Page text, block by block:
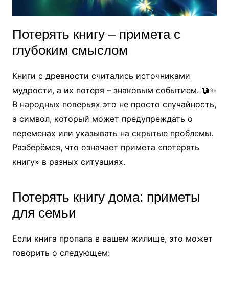
Потерять книгу – примета с
глубоким смыслом
Книги с древности считались источниками
мудрости, а их потеря – знаковым событием. 📖✨
В народных поверьях это не просто случайность,
а символ, который может предупреждать о
переменах или указывать на скрытые проблемы.
Разберёмся, что означает примета «потерять
книгу» в разных ситуациях.
Потерять книгу дома: приметы
для семьи
Если книга пропала в вашем жилище, это может
говорить о следующем: